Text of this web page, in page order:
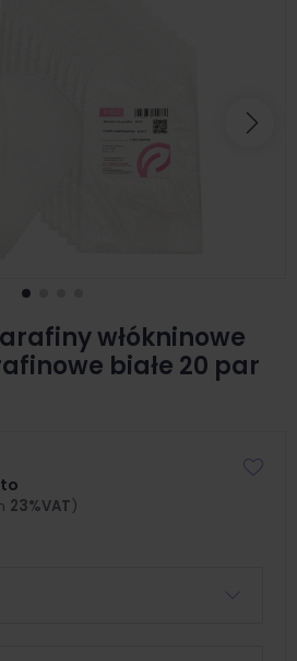
włókninowe
białe 20 par
23%VAT)